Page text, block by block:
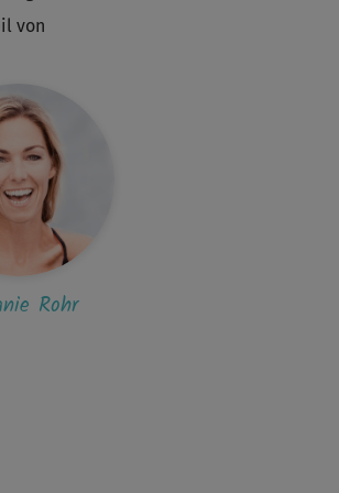
1 sein soll, dann
von
Rohr